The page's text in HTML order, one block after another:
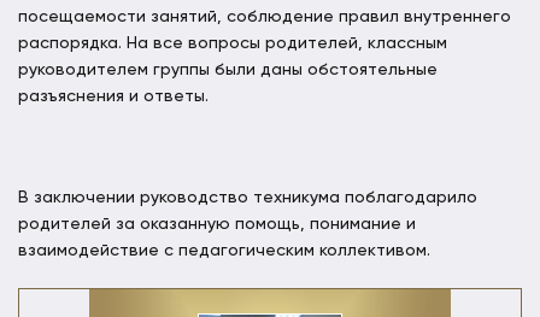
посещаемости занятий, соблюдение правил внутреннего
распорядка. На все вопросы родителей, классным
руководителем группы были даны обстоятельные
разъяснения и ответы.
В заключении руководство техникума поблагодарило
родителей за оказанную помощь, понимание и
взаимодействие с педагогическим коллективом.